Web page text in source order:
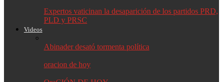
Expertos vaticinan la desaparición de los partidos PRD,
PLD y PRSC
Videos
Abinader desató tormenta política
oracion de hoy